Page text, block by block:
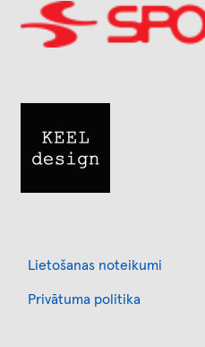
Image
Lietošanas noteikumi
Privātuma politika